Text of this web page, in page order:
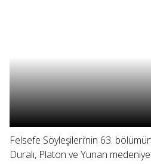
Felsefe Söyleşileri’nin 63.
Duralı, Platon ve Yunan